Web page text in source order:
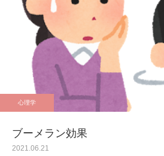
カウンセリング
心理学
やる気について考えてみよ
う
心理学
ブーメラン効果
2021.06.21